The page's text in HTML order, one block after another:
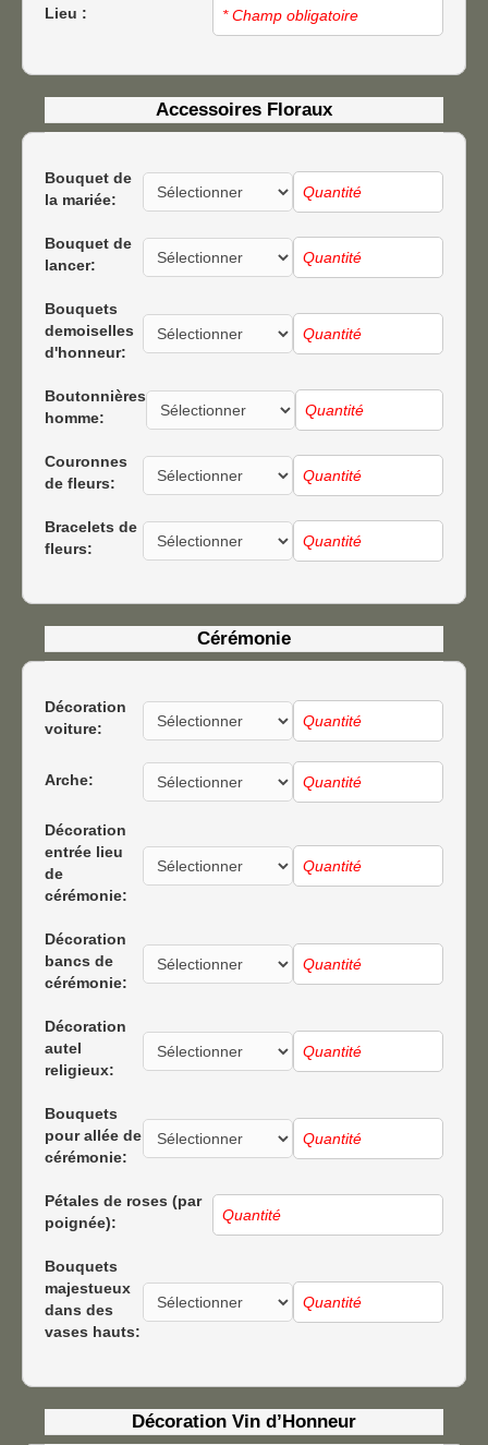
Lieu :
Accessoires Floraux
Bouquet de
la mariée:
Bouquet de
lancer:
Bouquets
demoiselles
d'honneur:
Boutonnières
homme:
Couronnes
de fleurs:
Bracelets de
fleurs:
Cérémonie
Décoration
voiture:
Arche:
Décoration
entrée lieu
de
cérémonie:
Décoration
bancs de
cérémonie:
Décoration
autel
religieux:
Bouquets
pour allée de
cérémonie:
Pétales de roses (par
poignée):
Bouquets
majestueux
dans des
vases hauts:
Décoration Vin d’Honneur